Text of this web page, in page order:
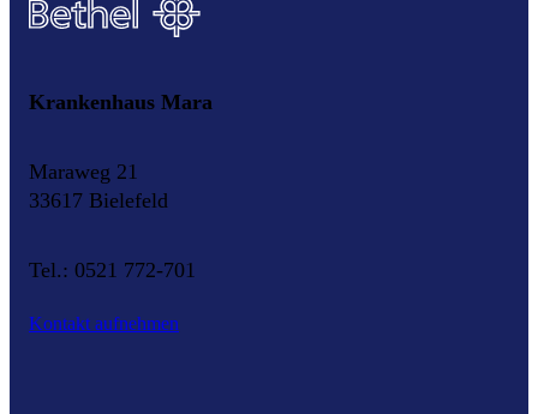
Krankenhaus Mara
Maraweg 21
33617 Bielefeld
Tel.: 0521 772-701
Kontakt aufnehmen